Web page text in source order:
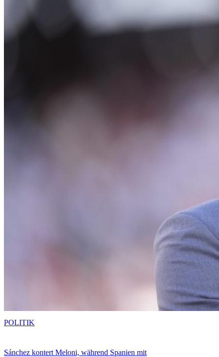
Sánchez kontert Meloni, während Spanien mit
POLITIK